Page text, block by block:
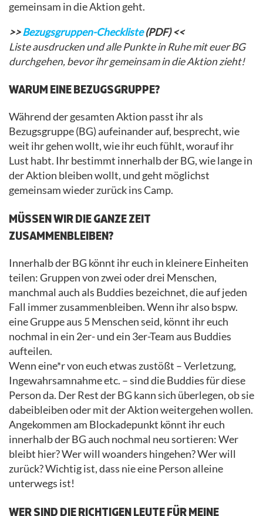
gemeinsam in die Aktion geht.
>>Bezugsgruppen-Checkliste(PDF) <<
Liste ausdrucken und alle Punkte in Ruhe mit euer BG
durchgehen, bevor ihr gemeinsam in die Aktion zieht!
WARUM EINE BEZUGSGRUPPE?
Während der gesamten Aktion passt ihr als
Bezugsgruppe (BG) aufeinander auf, besprecht, wie
weit ihr gehen wollt, wie ihr euch fühlt, worauf ihr
Lust habt. Ihr bestimmt innerhalb der BG, wie lange in
der Aktion bleiben wollt, und geht möglichst
gemeinsam wieder zurück ins Camp.
MÜSSEN WIR DIE GANZE ZEIT
ZUSAMMENBLEIBEN?
Innerhalb der BG könnt ihr euch in kleinere Einheiten
teilen: Gruppen von zwei oder drei Menschen,
manchmal auch als Buddies bezeichnet, die auf jeden
Fall immer zusammenbleiben. Wenn ihr also bspw.
eine Gruppe aus 5 Menschen seid, könnt ihr euch
nochmal in ein 2er- und ein 3er-Team aus Buddies
aufteilen.
Wenn eine*r von euch etwas zustößt – Verletzung,
Ingewahrsamnahme etc. – sind die Buddies für diese
Person da. Der Rest der BG kann sich überlegen, ob sie
dabeibleiben oder mit der Aktion weitergehen wollen.
Angekommen am Blockadepunkt könnt ihr euch
innerhalb der BG auch nochmal neu sortieren: Wer
bleibt hier? Wer will woanders hingehen? Wer will
zurück? Wichtig ist, dass nie eine Person alleine
unterwegs ist!
WER SIND DIE RICHTIGEN LEUTE FÜR MEINE